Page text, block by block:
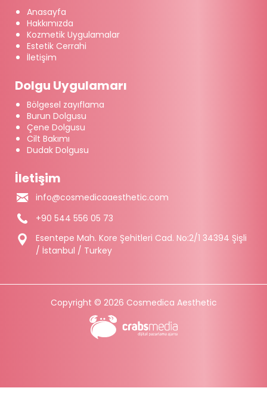
Anasayfa
Hakkımızda
Kozmetik Uygulamalar
Estetik Cerrahi
İletişim
Dolgu Uygulamarı
Bölgesel zayıflama
Burun Dolgusu
Çene Dolgusu
Cilt Bakımı
Dudak Dolgusu
İletişim
info@cosmedicaaesthetic.com
+90 544 556 05 73
Esentepe Mah. Kore Şehitleri Cad. No:2/1 34394 Şişli
/ İstanbul / Turkey
Copyright © 2026 Cosmedica Aesthetic